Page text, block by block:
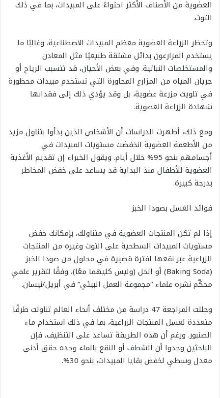
العضوية من الأصناف الأكثر احتواءً على المبيدات، بما في ذلك
التوت.
وتحظر الزراعة العضوية معظم المبيدات الاصطناعية، وغالبًا ما
يستخدم المزارعون بدائل مشتقة طبيعيًا مثل المعادن
والمستخلصات النباتية. وفي بعض الأحيان، قد تتسبب الرياح أو
جريان المياه من المزارع المجاورة التي تستخدم مبيدات محظورة
في تلويث مزرعة عضوية، بل وقد يؤدي ذلك إلى فقدانها
شهادة الزراعة العضوية.
ومع ذلك، أظهرت الدراسات أن الأشخاص الذين بدأوا بتناول مزيد
من الأطعمة العضوية انخفضت مستويات المبيدات في
أجسامهم بنحو 95% خلال أيام. ويقول الخبراء إن تقديم الأغذية
العضوية للأطفال منذ البداية قد يساعد على خفض المخاطر
بدرجة كبيرة.
فوائد الغسل بصودا الخبز
إذا لم تكن المنتجات العضوية في متناولك، بإمكانك خفض
مستويات المبيدات السطحية على التوت وغيره من المنتجات
الزراعية عبر نقعها لفترة قصيرة في محلول من صودا الخبز
(Baking Soda) أو الخل (وليس كليهما معًا)، وفقًا لتقرير علمي
محكّم نشره علماء “مجموعة العمل البيئي” في أبريل/نيسان.
وحللت المراجعة 47 دراسة من مختلف أنحاء العالم تناولت طرقًا
متعددة لغسل المنتجات الزراعية، بما في ذلك استخدام ماء
الصنبور. ورغم أن هذه الطريقة تساعد على التنظيف، فإن
الباحثين وجدوا أن الشطف أو النقع بالماء وحده حقق أدنى
معدل وسطي لخفض بقايا المبيدات، بنحو 30%.